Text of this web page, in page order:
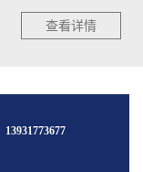
查看详情
13931773677